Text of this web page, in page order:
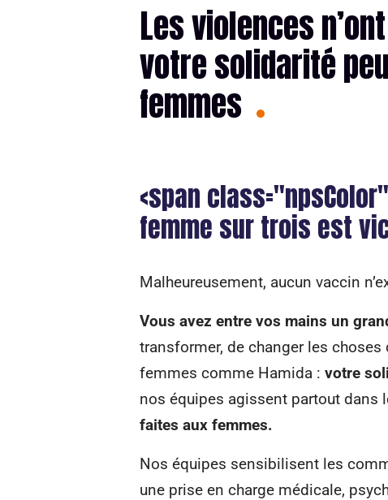
Les violences
votre solidarité
femmes
<span
femme sur trois est
Malheureusement, aucun vaccin
Vous avez entre vos mains un
transformer, de changer les
femmes comme Hamida : votre
nos équipes agissent partout dans
faites aux femmes.
Nos équipes sensibilisent les
une prise en charge médicale,